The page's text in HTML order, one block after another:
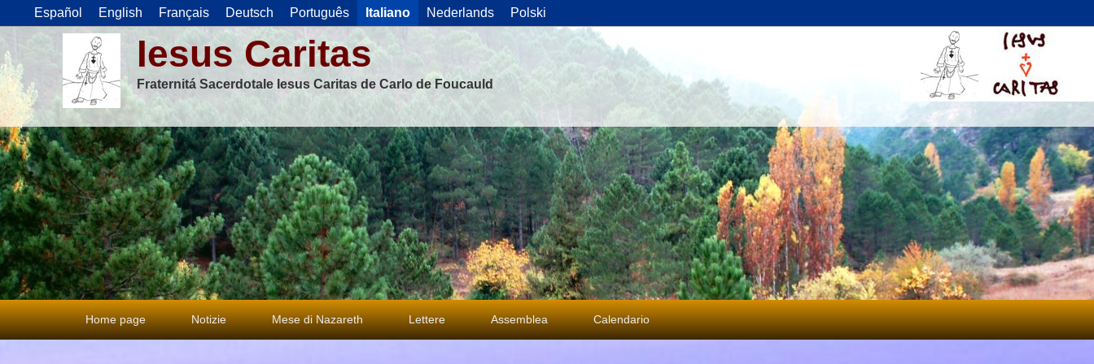
Español English Français Deutsch Português Italiano Nederlands Polski
Iesus Caritas
Fraternitá Sacerdotale Iesus Caritas de Carlo de Foucauld
Menu
principale
Home page Notizie Mese di Nazareth Lettere Assemblea Calendario